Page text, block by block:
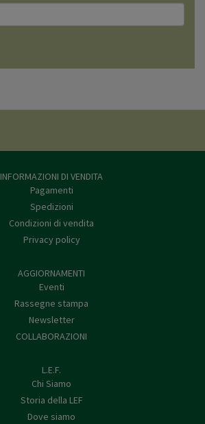
INFORMAZIONI DI VENDITA
Pagamenti
Spedizioni
Condizioni di vendita
Privacy policy
AGGIORNAMENTI
Eventi
Rassegne stampa
Newsletter
COLLABORAZIONI
L.E.F.
Chi Siamo
Storia della LEF
Dove siamo